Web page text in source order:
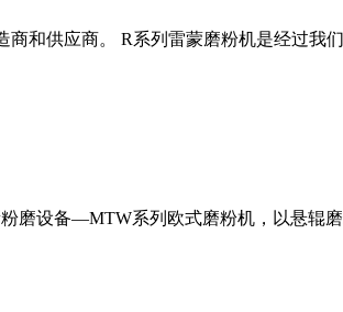
和供应商。 R系列雷蒙磨粉机是经过我
磨设备—MTW系列欧式磨粉机，以悬辊